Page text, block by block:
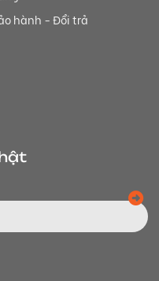
hành - Đổi trả